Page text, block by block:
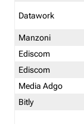
Datawork
Manzoni
Ediscom
Ediscom
Media Adgo
Bitly